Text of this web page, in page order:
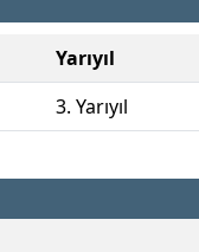
Yarıyıl
3. Yarıyıl